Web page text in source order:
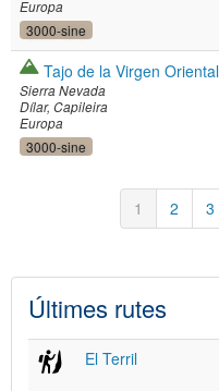
Europa
3000-sine
Tajo de la Virgen Oriental
Sierra Nevada
Dílar Capileira
Europa
3000-sine
Pàgina
actual
1 Pàgina
2 3
Últimes rutes
El Terril